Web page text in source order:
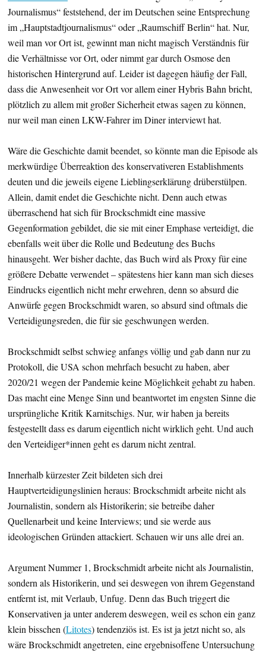
Journalismus“ feststehend, der im Deutschen seine Entsprechung
im „Hauptstadtjournalismus“ oder „Raumschiff Berlin“ hat. Nur,
weil man vor Ort ist, gewinnt man nicht magisch Verständnis für
die Verhältnisse vor Ort, oder nimmt gar durch Osmose den
historischen Hintergrund auf. Leider ist dagegen häufig der Fall,
dass die Anwesenheit vor Ort vor allem einer Hybris Bahn bricht,
plötzlich zu allem mit großer Sicherheit etwas sagen zu können,
nur weil man einen LKW-Fahrer im Diner interviewt hat.
Wäre die Geschichte damit beendet, so könnte man die Episode als
merkwürdige Überreaktion des konservativeren Establishments
deuten und die jeweils eigene Lieblingserklärung drüberstülpen.
Allein, damit endet die Geschichte nicht. Denn auch etwas
überraschend hat sich für Brockschmidt eine massive
Gegenformation gebildet, die sie mit einer Emphase verteidigt, die
ebenfalls weit über die Rolle und Bedeutung des Buchs
hinausgeht. Wer bisher dachte, das Buch wird als Proxy für eine
größere Debatte verwendet – spätestens hier kann man sich dieses
Eindrucks eigentlich nicht mehr erwehren, denn so absurd die
Anwürfe gegen Brockschmidt waren, so absurd sind oftmals die
Verteidigungsreden, die für sie geschwungen werden.
Brockschmidt selbst schwieg anfangs völlig und gab dann nur zu
Protokoll, die USA schon mehrfach besucht zu haben, aber
2020/21 wegen der Pandemie keine Möglichkeit gehabt zu haben.
Das macht eine Menge Sinn und beantwortet im engsten Sinne die
ursprüngliche Kritik Karnitschigs. Nur, wir haben ja bereits
festgestellt dass es darum eigentlich nicht wirklich geht. Und auch
den Verteidiger*innen geht es darum nicht zentral.
Innerhalb kürzester Zeit bildeten sich drei
Hauptverteidigungslinien heraus: Brockschmidt arbeite nicht als
Journalistin, sondern als Historikerin; sie betreibe daher
Quellenarbeit und keine Interviews; und sie werde aus
ideologischen Gründen attackiert. Schauen wir uns alle drei an.
Argument Nummer 1, Brockschmidt arbeite nicht als Journalistin,
sondern als Historikerin, und sei deswegen von ihrem Gegenstand
entfernt ist, mit Verlaub, Unfug. Denn das Buch triggert die
Konservativen ja unter anderem deswegen, weil es schon ein ganz
klein bisschen (Litotes) tendenziös ist. Es ist ja jetzt nicht so, als
wäre Brockschmidt angetreten, eine ergebnisoffene Untersuchung